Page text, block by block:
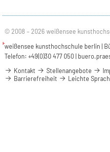
© 2008 – 2026 weißensee
weißensee kunsthochschule berlin |
Telefon: +49(0)30 477 050 |
Kontakt
Stellenangebote
Barrierefreiheit
Leichte